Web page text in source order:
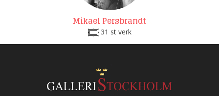
Mikael Persbrandt
31 st verk